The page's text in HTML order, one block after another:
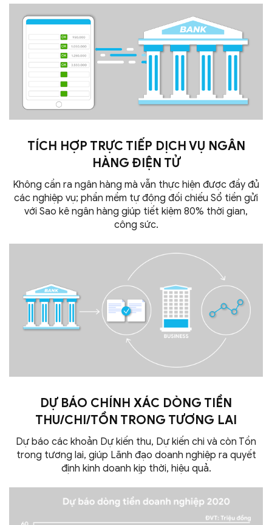
TÍCH HỢP TRỰC TIẾP DỊCH VỤ NGÂN
HÀNG ĐIỆN TỬ
Không cần ra ngân hàng mà vẫn thực hiện được đầy đủ
các nghiệp vụ; phần mềm tự động đối chiếu Sổ tiền gửi
với Sao kê ngân hàng giúp tiết kiệm 80% thời gian,
công sức.
DỰ BÁO CHÍNH XÁC DÒNG TIỀN
THU/CHI/TỒN TRONG TƯƠNG LAI
Dự báo các khoản Dự kiến thu, Dự kiến chi và còn Tồn
trong tương lai, giúp Lãnh đạo doanh nghiệp ra quyết
định kinh doanh kịp thời, hiệu quả.